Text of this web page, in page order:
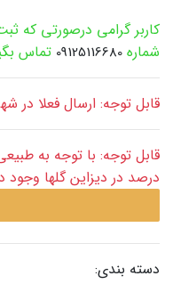
کاربر گرامی درصورتی که
شماره 09125116680 تماس
قابل توجه: ارسال فعلا در
درصد در دیزاین گلها وجود
دسته بندی: